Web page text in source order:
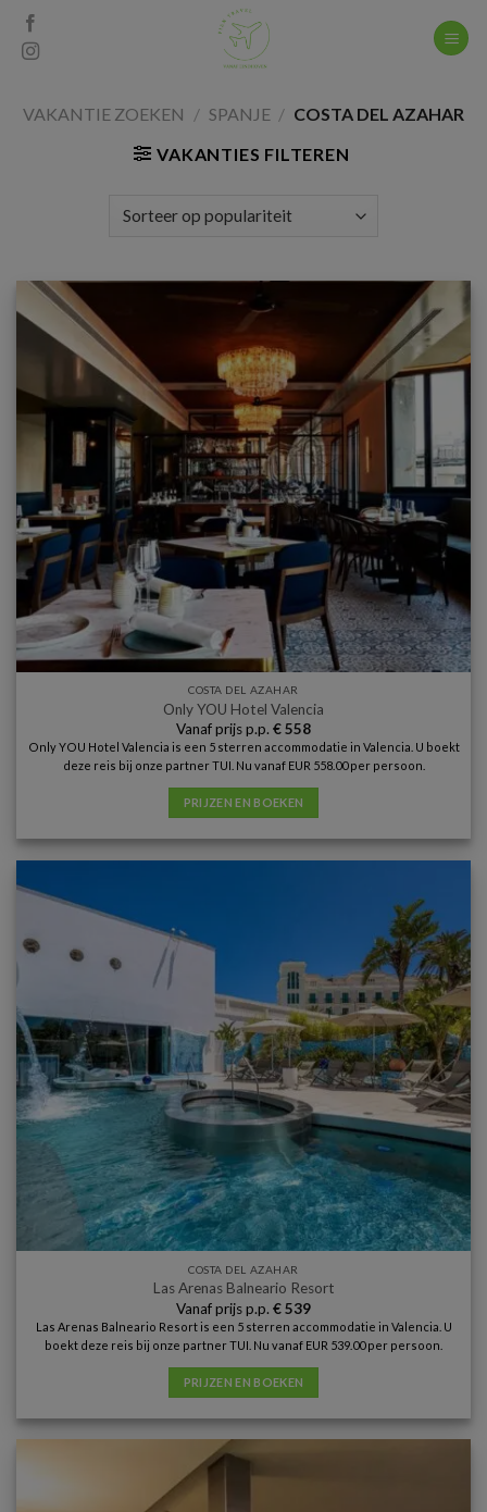
Skip
content
VAKANTIE ZOEKEN / SPANJE / COSTA DEL AZAHAR
VAKANTIES FILTEREN
COSTA DEL AZAHAR
Only YOU Hotel Valencia
Vanaf prijs p.p. €558
Only YOU Hotel Valencia is een 5 sterren accommodatie in Valencia. U boekt
deze reis bij onze partner TUI. Nu vanaf EUR 558.00 per persoon.
PRIJZEN EN BOEKEN
COSTA DEL AZAHAR
Las Arenas Balneario Resort
Vanaf prijs p.p. €539
Las Arenas Balneario Resort is een 5 sterren accommodatie in Valencia. U
boekt deze reis bij onze partner TUI. Nu vanaf EUR 539.00 per persoon.
PRIJZEN EN BOEKEN